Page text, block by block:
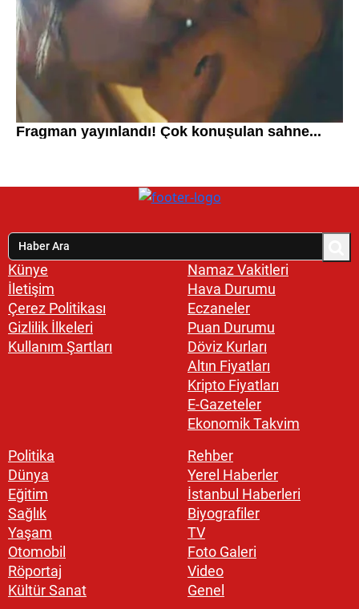
Künye
İletişim
Çerez Politikası
Gizlilik İlkeleri
Kullanım Şartları
Namaz Vakitleri
Hava Durumu
Eczaneler
Puan Durumu
Döviz Kurları
Altın Fiyatları
Kripto Fiyatları
E-Gazeteler
Ekonomik Takvim
Politika
Dünya
Eğitim
Sağlık
Yaşam
Otomobil
Röportaj
Kültür Sanat
Rehber
Yerel Haberler
İstanbul Haberleri
Biyografiler
TV
Foto Galeri
Video
Genel